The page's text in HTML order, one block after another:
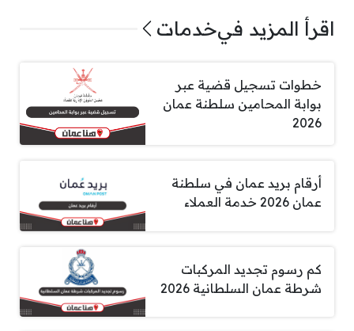
اقرأ المزيد فيخدمات
خطوات تسجيل قضية عبر
بوابة المحامين سلطنة عمان
2026
أرقام بريد عمان في سلطنة
عمان 2026 خدمة العملاء
كم رسوم تجديد المركبات
شرطة عمان السلطانية 2026